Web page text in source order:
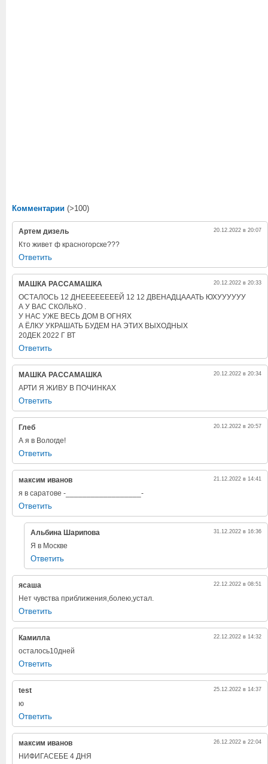
Комментарии (>100)
Артем дизель 20.12.2022 в 20:07
Кто живет ф красногорске???
Ответить
МАШКА РАССАМАШКА 20.12.2022 в 20:33
ОСТАЛОСЬ 12 ДНЕЕЕЕЕЕЕЕЙ 12 12 ДВЕНАДЦАААТЬ ЮХУУУУУУ
А У ВАС СКОЛЬКО .
У НАС УЖЕ ВЕСЬ ДОМ В ОГНЯХ
А ЁЛКУ УКРАШАТЬ БУДЕМ НА ЭТИХ ВЫХОДНЫХ
20ДЕК 2022 Г ВТ
Ответить
МАШКА РАССАМАШКА 20.12.2022 в 20:34
АРТИ Я ЖИВУ В ПОЧИНКАХ
Ответить
Глеб 20.12.2022 в 20:57
А я в Вологде!
Ответить
максим иванов 21.12.2022 в 14:41
я в саратове -__________________-
Ответить
Альбина Шарипова 31.12.2022 в 16:36
Я в Москве
Ответить
ясаша 22.12.2022 в 08:51
Нет чувства приближения,болею,устал.
Ответить
Камилла 22.12.2022 в 14:32
осталось10дней
Ответить
test 25.12.2022 в 14:37
ю
Ответить
максим иванов 26.12.2022 в 22:04
НИФИГАСЕБЕ 4 ДНЯ